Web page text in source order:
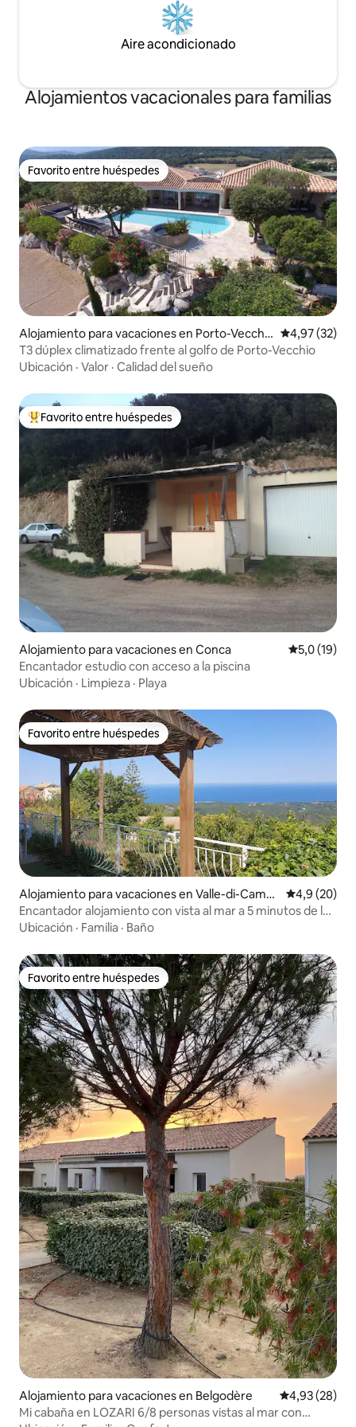
Aire acondicionado
Alojamientos vacacionales para familias
Favorito entre huéspedes
Favorito entre huéspedes
Alojamiento para vacaciones en Porto-Vecchi
o
Calificación
4,97 (32)
T3 dúplex climatizado frente al golfo de Porto-Vecchio
Ubicación · Valor · Calidad del sueño
Favorito entre los huéspedes más destacados
Favorito entre huéspedes
Alojamiento para vacaciones en Conca Calificación
5,0 (19)
Encantador estudio con acceso a la piscina
Ubicación · Limpieza · Playa
Favorito entre huéspedes
Favorito entre huéspedes
Alojamiento para vacaciones en Valle-di-Camp
oloro
Calificación
4,9 (20)
Encantador alojamiento con vista al mar a 5 minutos de la
playa
Ubicación · Familia · Baño
Favorito entre huéspedes
Favorito entre huéspedes
Alojamiento para vacaciones en Belgodère Calificación
4,93 (28)
Mi cabaña en LOZARI 6/8 personas vistas al mar con